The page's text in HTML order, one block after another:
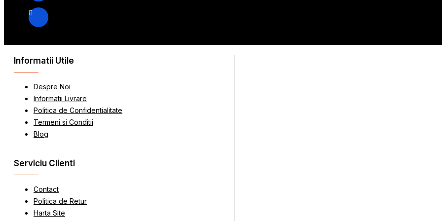
Informatii Utile
Despre Noi
Informatii Livrare
Politica de Confidentialitate
Termeni si Conditii
Blog
Serviciu Clienti
Contact
Politica de Retur
Harta Site